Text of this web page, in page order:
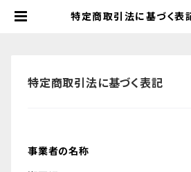
特定商取引法に基づく表
特定商取引法に基づく表記
事業者の名称